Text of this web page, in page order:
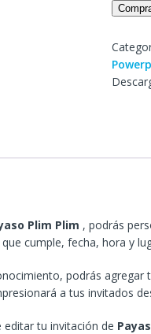
Plim Plim , podrás
cumple, fecha, hora y
podrás agregar
a tus invitados
editar tu invitación de